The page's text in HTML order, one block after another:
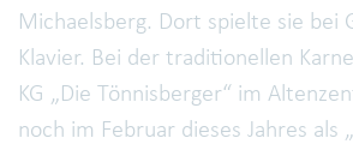
Michaelsberg. Dort spielte sie bei
Klavier. Bei der traditionellen
KG „Die Tönnisberger“ im
noch im Februar dieses Jahres als